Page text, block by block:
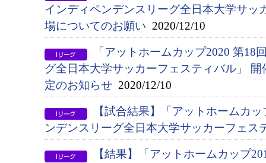
インディペンデンスリーグ全日本大学サッ
場についてのお願い 2020/12/10
「アットホームカップ2020 第18
グ全日本大学サッカーフェスティバル」
定のお知らせ 2020/12/10
【試合結果】「アットホームカ
ンデンスリーグ全日本大学サッカーフェス
【結果】「アットホームカップ